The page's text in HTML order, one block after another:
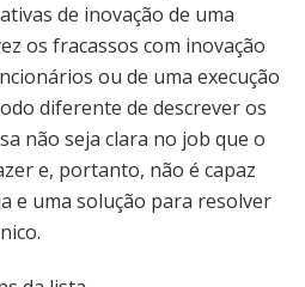
de inovação de uma
os fracassos com inovação
ou de uma execução
diferente de descrever os
não seja clara no job que o
e, portanto, não é capaz
e uma solução para resolver